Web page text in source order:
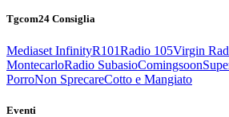
Tgcom24 Consiglia
Mediaset InfinityR101Radio 105Virgin
MontecarloRadio SubasioComingsoon
PorroNon SprecareCotto e Mangiato
Eventi